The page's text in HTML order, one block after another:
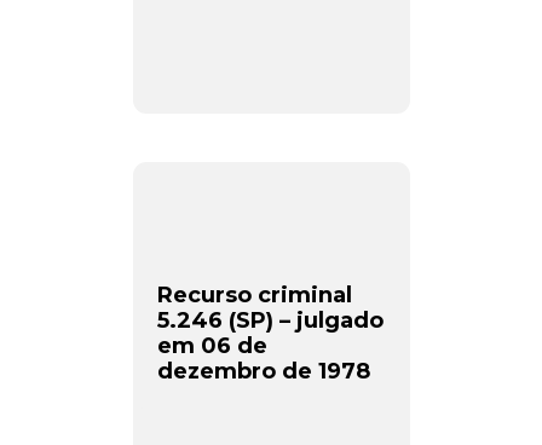
Recurso criminal
5.246 (SP) – julgado
em 06 de
dezembro de 1978